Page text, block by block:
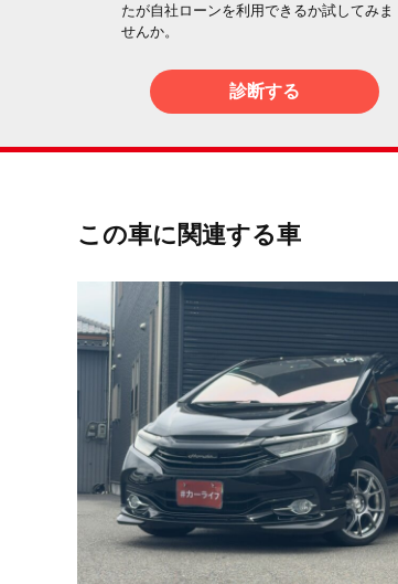
たが自社ローンを利用できるか試してみま
せんか。
診断する
この車に関連する車